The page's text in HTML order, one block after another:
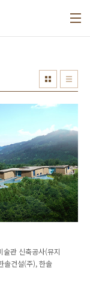
술관 신축공사(뮤지
솔건설(주), 한솔
모: 웰컴센터, 플라